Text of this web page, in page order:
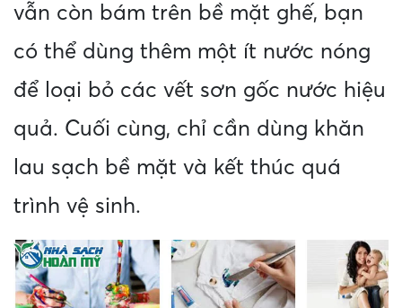
vẫn còn bám trên bề mặt ghế, bạn
có thể dùng thêm một ít nước nóng
để loại bỏ các vết sơn gốc nước hiệu
quả. Cuối cùng, chỉ cần dùng khăn
lau sạch bề mặt và kết thúc quá
trình vệ sinh.